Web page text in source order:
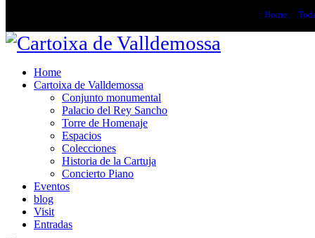
Home
Home
Cartoixa de Valldemossa
Conjunto monumental
Palacio del Rey Sancho
Torre de Homenaje
Espacios
Colecciones
Historia de la Cartuja
Concierto Piano
Eventos
blog
Visit
Entradas